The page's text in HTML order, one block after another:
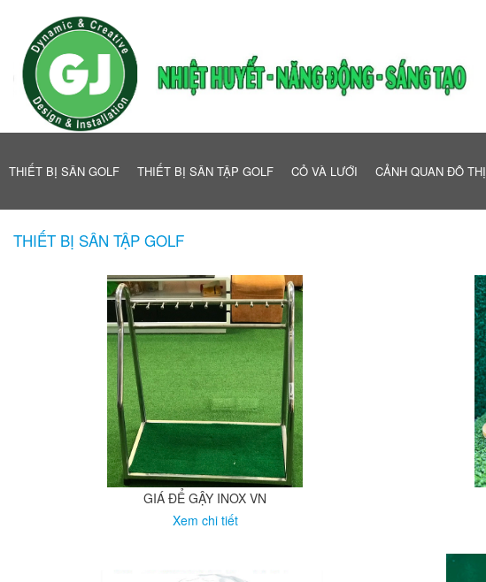
THIẾT BỊ SÂN GOLF THIẾT BỊ SÂN TẬP GOLF CỎ VÀ LƯỚI CẢNH QUAN ĐÔ THỊ
THIẾT BỊ SÂN TẬP GOLF
GIÁ ĐỂ GẬY INOX VN
Xem chi tiết